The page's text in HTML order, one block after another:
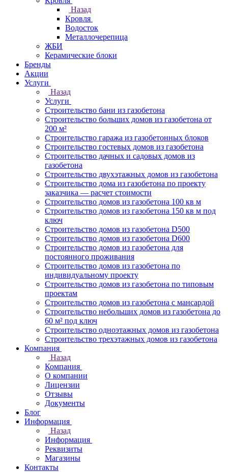
Назад
Кровля
Водосток
Металлочерепица
ЖБИ
Керамические блоки
Бренды
Акции
Услуги
Назад
Услуги
Строительство бани из газобетона
Строительство больших домов из газобетона от
200 м²
Строительство гаража из газобетонных блоков
Строительство гостевых домов из газобетона
Строительство дачных и садовых домов из
газобетона
Строительство двухэтажных домов из газобетона
Строительство дома из газобетона по проекту
заказчика — расчет стоимости
Строительство домов из газобетона 100 кв м
Строительство домов из газобетона 150 кв м под
ключ
Строительство домов из газобетона D500
Строительство домов из газобетона D600
Строительство домов из газобетона для
постоянного проживания
Строительство домов из газобетона по
индивидуальному проекту
Строительство домов из газобетона по типовым
проектам
Строительство домов из газобетона с мансардой
Строительство небольших домов из газобетона до
60 м² под ключ
Строительство одноэтажных домов из газобетона
Строительство трехэтажных домов из газобетона
Компания
Назад
Компания
О компании
Лицензии
Отзывы
Документы
Блог
Информация
Назад
Информация
Реквизиты
Магазины
Контакты